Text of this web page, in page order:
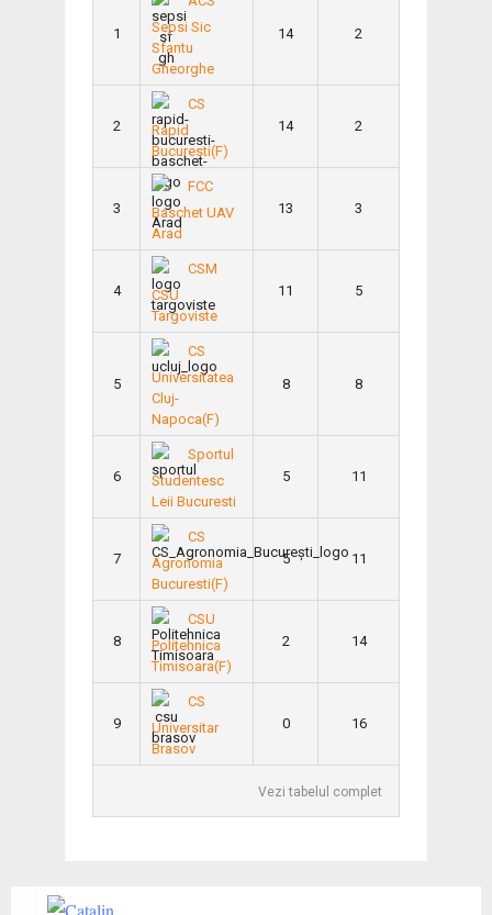
1
Sepsi Sic
Sfantu
Gheorghe
14 2
2
CS
Rapid
Bucuresti(F)
14 2
3
FCC
Baschet UAV
Arad
13 3
4
CSM
CSU
Targoviste
11 5
5
CS
Universitatea
Cluj-
Napoca(F)
8 8
6
Sportul
Studentesc
Leii Bucuresti
5 11
7
CS
Agronomia
Bucuresti(F)
5 11
8
CSU
Politehnica
Timisoara(F)
2 14
9
CS
Universitar
Brasov
0 16
Vezi tabelul complet